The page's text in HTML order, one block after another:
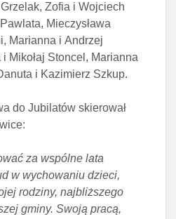
Zofia i Wojciech
Mieczysława
Marianna i Andrzej
Mikołaj Stoncel, Marianna
i Kazimierz Szkup.
do Jubilatów skierował
za wspólne lata
w wychowaniu dzieci,
rodziny, najbliższego
gminy. Swoją pracą,